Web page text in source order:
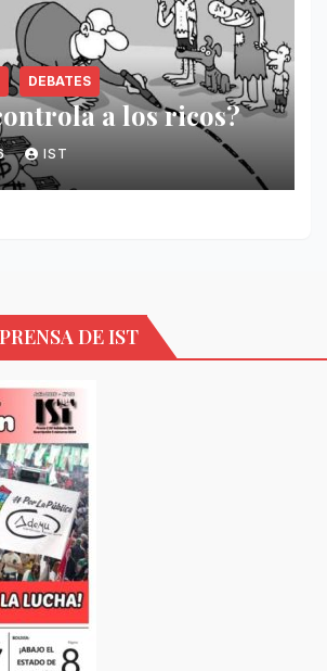
DEBATES
a los ricos?
IST
DE IST